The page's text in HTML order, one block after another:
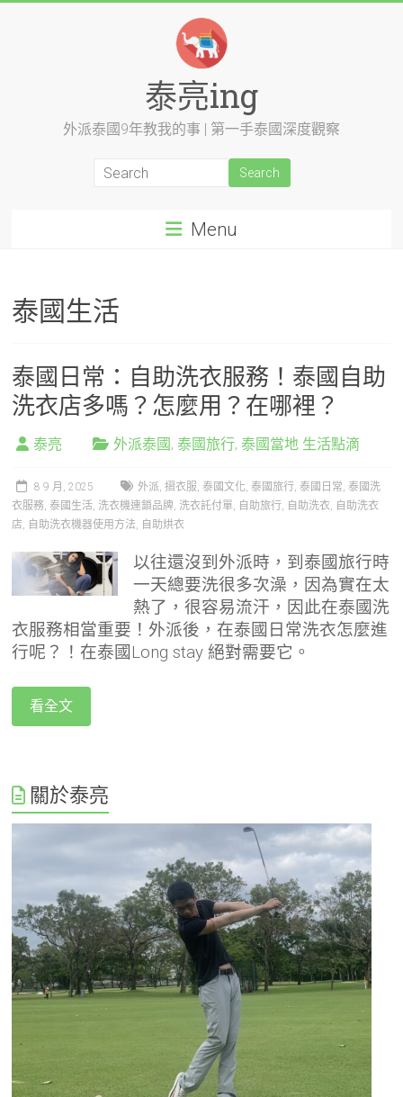
泰亮ing
外派泰國9年教我的事 | 第一手泰國深度觀察
Menu
泰國生活
泰國日常：自助洗衣服務！泰國自助
洗衣店多嗎？怎麼用？在哪裡？
泰亮 外派泰國,泰國旅行,泰國當地 生活點滴
8 9 月, 2025 外派,摺衣服,泰國文化,泰國旅行,泰國日常,泰國洗
衣服務,泰國生活, 洗衣機連鎖品牌, 洗衣託付單, 自助旅行, 自助洗衣, 自助洗衣
店, 自助洗衣機器使用方法, 自助烘衣
以往還沒到外派時，到泰國旅行時
一天總要洗很多次澡，因為實在太
熱了，很容易流汗，因此在泰國洗
衣服務相當重要！外派後，在泰國日常洗衣怎麼進
行呢？！在泰國Long stay 絕對需要它。
看全文
關於泰亮